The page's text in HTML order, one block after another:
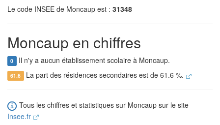
Le code INSEE de Moncaup est : 31348
Moncaup en chiffres
0 Il n'y a aucun établissement scolaire à Moncaup.
61.6 La part des résidences secondaires est de 61.6 %.
Tous les chiffres et statistiques sur Moncaup sur le site
Insee.fr